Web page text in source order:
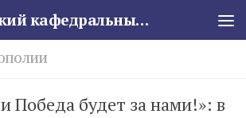
Свято-Троицкий кафедральный собор
Победа будет за нами!»: в